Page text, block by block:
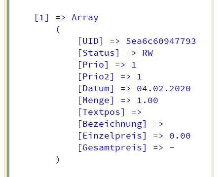
    [1] => Array
        (
            [UID] => 5ea6c60947793
            [Status] => RW
            [Prio] => 1
            [Prio2] => 1
            [Datum] => 04.02.2020
            [Menge] => 1.00
            [Textpos] =>
            [Bezeichnung] =>
            [Einzelpreis] => 0.00
            [Gesamtpreis] => -
        )